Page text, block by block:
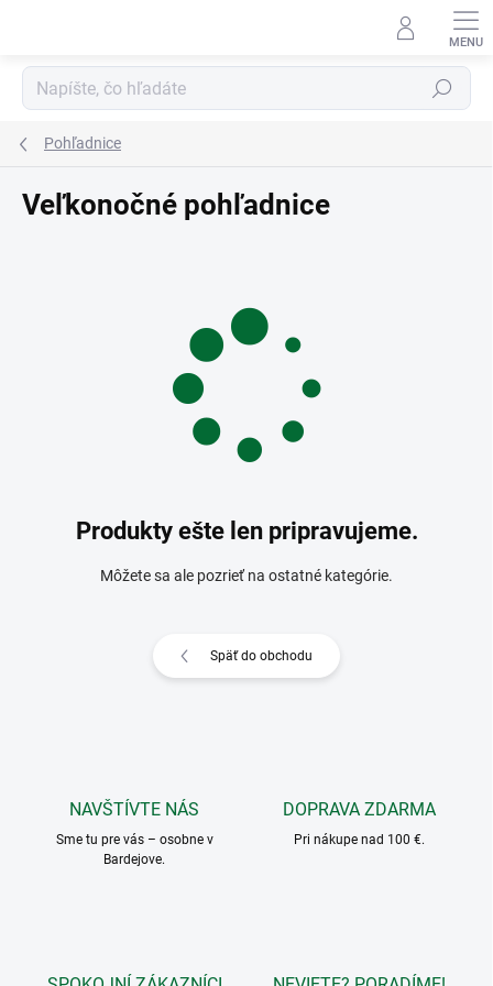
Hľadať
Pohľadnice
Veľkonočné pohľadnice
Produkty ešte len pripravujeme.
Môžete sa ale pozrieť na ostatné kategórie.
Späť do obchodu
NAVŠTÍVTE NÁS
Sme tu pre vás – osobne v
Bardejove.
DOPRAVA ZDARMA
Pri nákupe nad 100 €.